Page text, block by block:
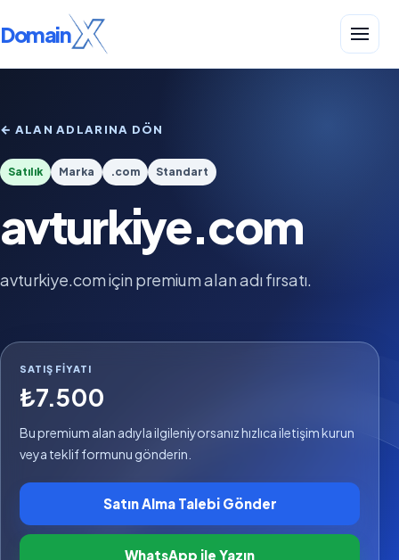
Domain
← ALAN ADLARINA DÖN
Satılık Marka .com Standart
avturkiye.com
avturkiye.com için premium alan adı fırsatı.
SATIŞ FIYATI
₺7.500
Bu premium alan adıyla ilgileniyorsanız hızlıca iletişim kurun
veya teklif formunu gönderin.
Satın Alma Talebi Gönder
WhatsApp ile Yazın